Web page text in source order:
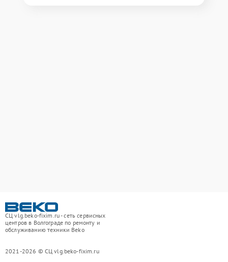
СЦ vlg.beko-fixim.ru - сеть сервисных
центров в Волгограде по ремонту и
обслуживанию техники Beko
2021-2026 © СЦ vlg.beko-fixim.ru